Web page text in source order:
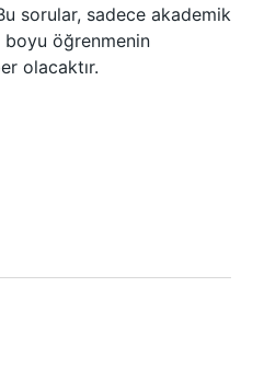
sorular, sadece akademik
boyu öğrenmenin
olacaktır.